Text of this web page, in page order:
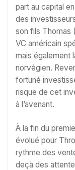
part au capital
des
son fils Thomas
VC américain
mais également
norvégien.
fortuné
risque de cet
à l’avenant.
À la fin du
évolué pour
rythme des
deçà des